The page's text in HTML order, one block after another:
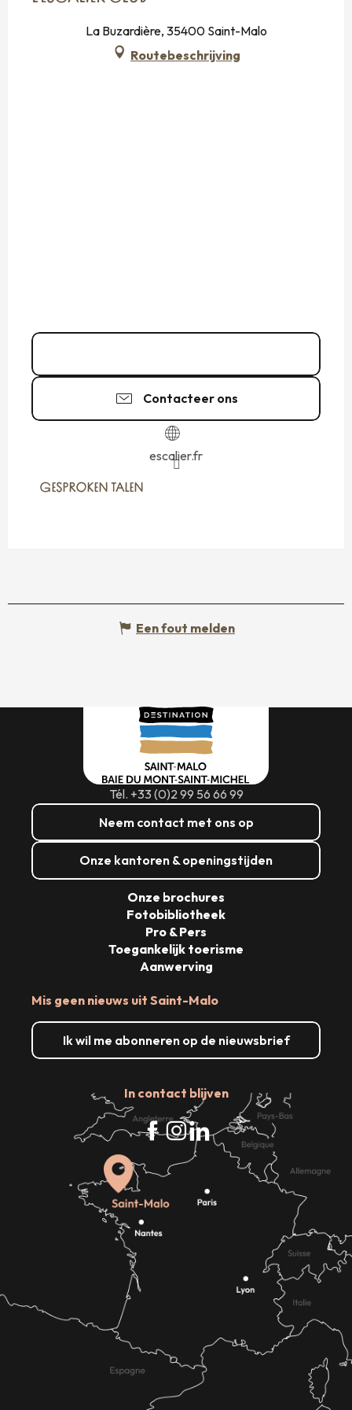
La Buzardière, 35400 Saint-Malo
Routebeschrijving
Contacteer ons
escalier.fr
GESPROKEN TALEN
GESPROKEN TALEN
Een fout melden
Tél. +33 (0)2 99 56 66 99
Neem contact met ons op
Onze kantoren & openingstijden
Mis geen nieuws uit Saint-Malo
Ik wil me abonneren op de nieuwsbrief
In contact blijven
Onze brochures
Fotobibliotheek
Pro & Pers
Toegankelijk toerisme
Aanwerving